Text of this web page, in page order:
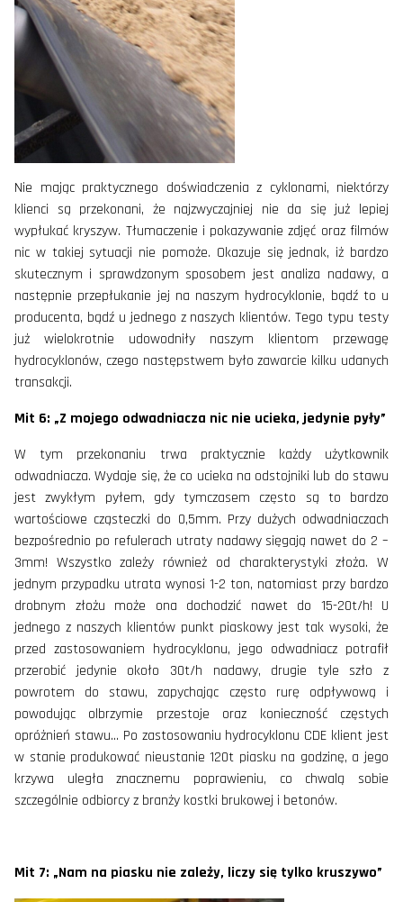
Nie mając praktycznego doświadczenia z cyklonami, niektórzy
klienci są przekonani, że najzwyczajniej nie da się już lepiej
wypłukać kryszyw. Tłumaczenie i pokazywanie zdjęć oraz filmów
nic w takiej sytuacji nie pomoże. Okazuje się jednak, iż bardzo
skutecznym i sprawdzonym sposobem jest analiza nadawy, a
następnie przepłukanie jej na naszym hydrocyklonie, bądź to u
producenta, bądź u jednego z naszych klientów. Tego typu testy
już wielokrotnie udowodniły naszym klientom przewagę
hydrocyklonów, czego następstwem było zawarcie kilku udanych
transakcji.
Mit 6: „Z mojego odwadniacza nic nie ucieka, jedynie pyły”
W tym przekonaniu trwa praktycznie każdy użytkownik
odwadniacza. Wydaje się, że co ucieka na odstojniki lub do stawu
jest zwykłym pyłem, gdy tymczasem często są to bardzo
wartościowe cząsteczki do 0,5mm. Przy dużych odwadniaczach
bezpośrednio po refulerach utraty nadawy sięgają nawet do 2 –
3mm! Wszystko zależy również od charakterystyki złoża. W
jednym przypadku utrata wynosi 1-2 ton, natomiast przy bardzo
drobnym złożu może ona dochodzić nawet do 15-20t/h! U
jednego z naszych klientów punkt piaskowy jest tak wysoki, że
przed zastosowaniem hydrocyklonu, jego odwadniacz potrafił
przerobić jedynie około 30t/h nadawy, drugie tyle szło z
powrotem do stawu, zapychając często rurę odpływową i
powodując olbrzymie przestoje oraz konieczność częstych
opróżnień stawu… Po zastosowaniu hydrocyklonu CDE klient jest
w stanie produkować nieustanie 120t piasku na godzinę, a jego
krzywa uległa znacznemu poprawieniu, co chwalą sobie
szczególnie odbiorcy z branży kostki brukowej i betonów.
Mit 7: „Nam na piasku nie zależy, liczy się tylko kruszywo”